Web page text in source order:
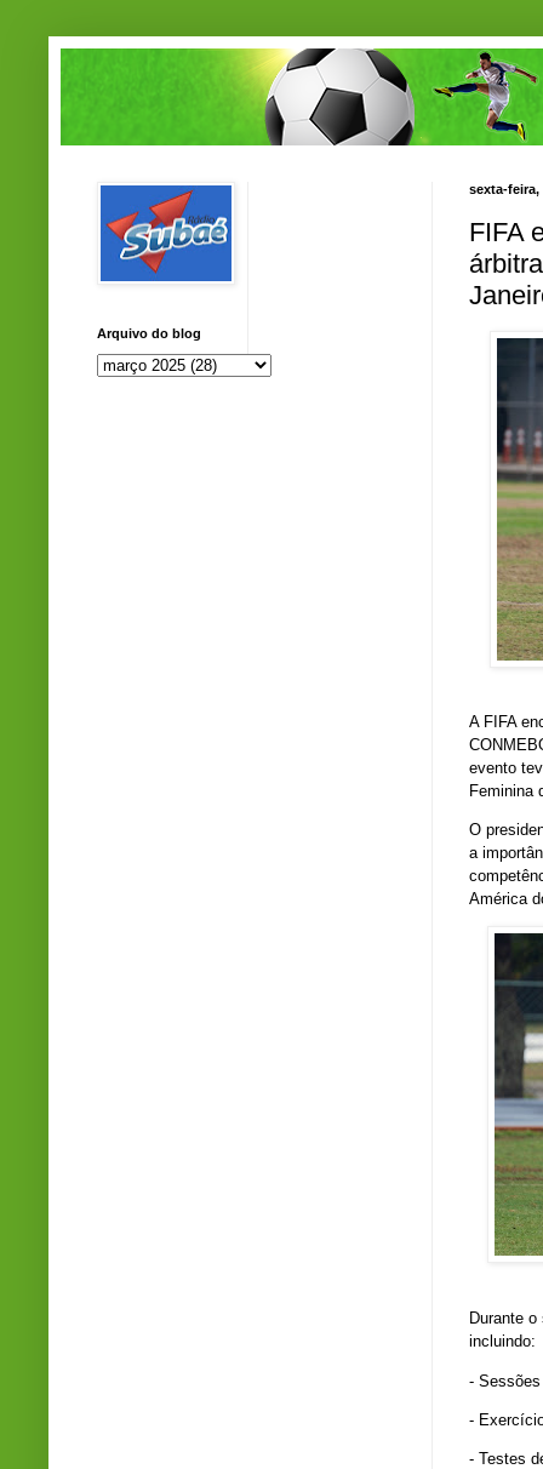
sexta-feira,
FIFA
A FIFA
evento
Feminina
O
a
América
Durante
incluindo:
-
-
- Testes
Arquivo do blog